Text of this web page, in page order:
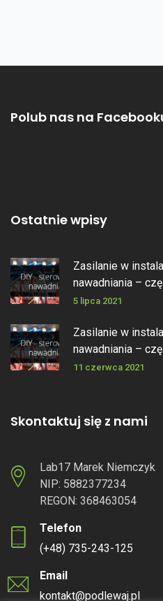
Polub nas na
Ostatnie wpisy
Zasilanie w
nawadniania –
5 lipca 2021
Zasilanie w
nawadniania –
11 czerwca 2021
Skontaktuj się z nami
Lab17 Marek Niemczyk
NIP: 5882377234
REGON: 368463054
Telefon
(+48) 735-243-125
Email
kontakt@podlewaj.pl